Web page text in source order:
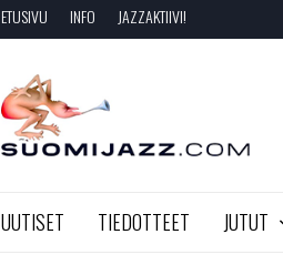
ETUSIVU INFO JAZZAKTIIVI!
SuomiJazz.com
UUTISET TIEDOTTEET JUTUT